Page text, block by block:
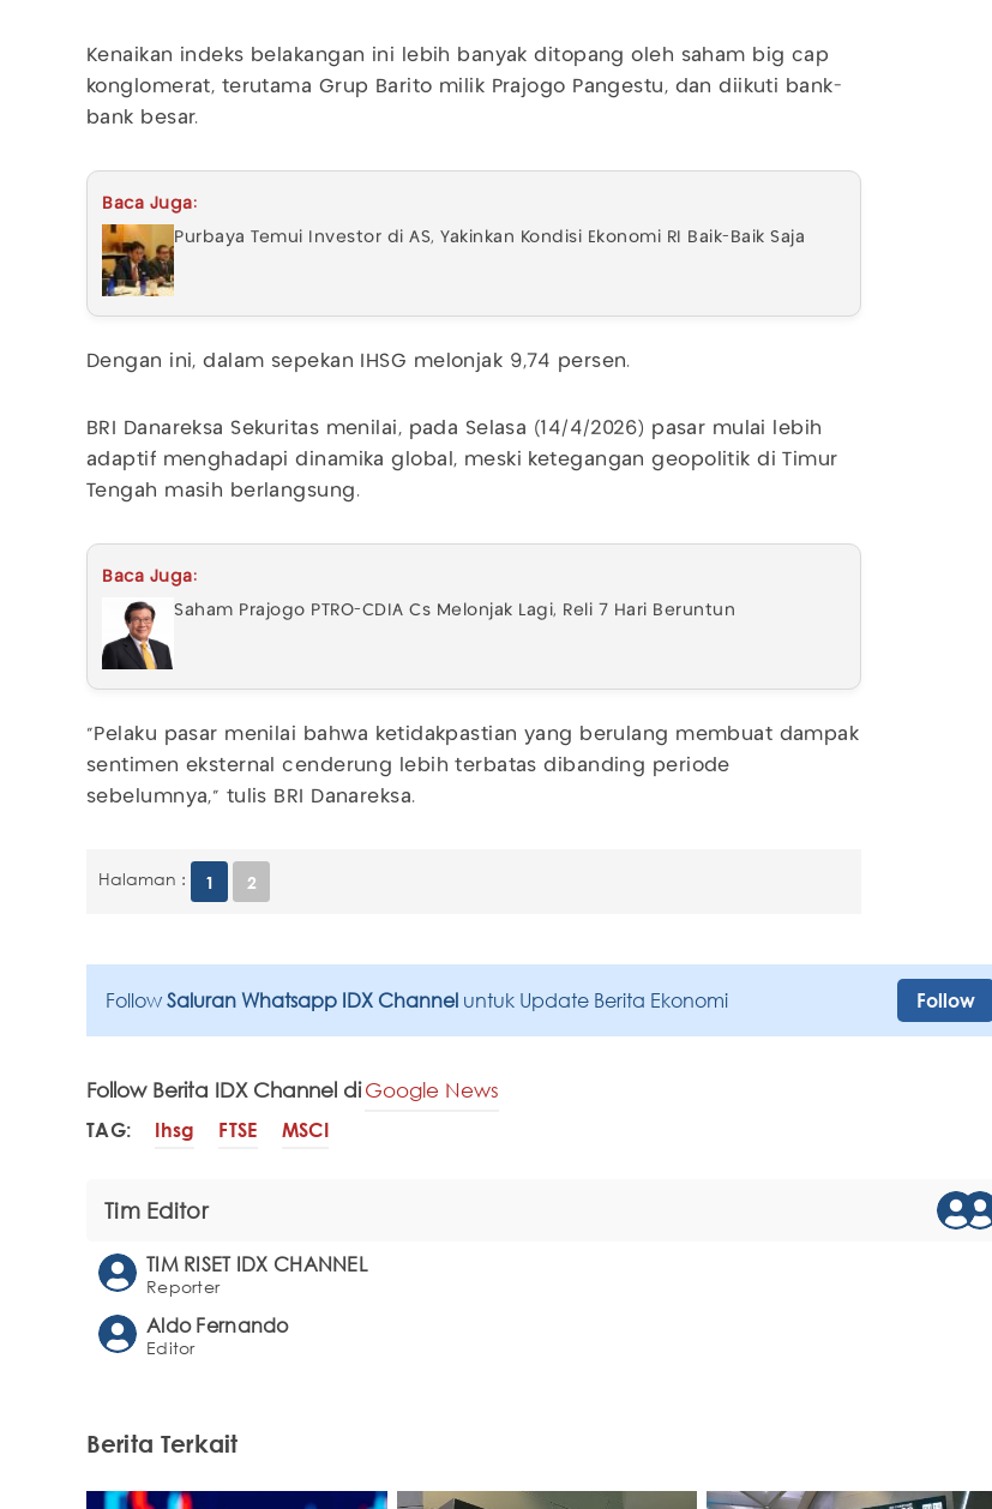
Kenaikan indeks belakangan ini lebih banyak ditopang oleh saham big cap
konglomerat, terutama Grup Barito milik Prajogo Pangestu, dan diikuti bank-
bank besar.
Baca Juga:
Purbaya Temui Investor di AS, Yakinkan Kondisi Ekonomi RI Baik-Baik Saja
Dengan ini, dalam sepekan IHSG melonjak 9,74 persen.
BRI Danareksa Sekuritas menilai, pada Selasa (14/4/2026) pasar mulai lebih
adaptif menghadapi dinamika global, meski ketegangan geopolitik di Timur
Tengah masih berlangsung.
Baca Juga:
Saham Prajogo PTRO-CDIA Cs Melonjak Lagi, Reli 7 Hari Beruntun
“Pelaku pasar menilai bahwa ketidakpastian yang berulang membuat dampak
sentimen eksternal cenderung lebih terbatas dibanding periode
sebelumnya,” tulis BRI Danareksa.
Halaman : 1 2
Follow Saluran Whatsapp IDX Channel untuk Update Berita Ekonomi Follow
Follow Berita IDX Channel diGoogle News
TAG: Ihsg FTSE MSCI
Tim Editor
TIM RISET IDX CHANNEL
Reporter
Aldo Fernando
Editor
Berita Terkait